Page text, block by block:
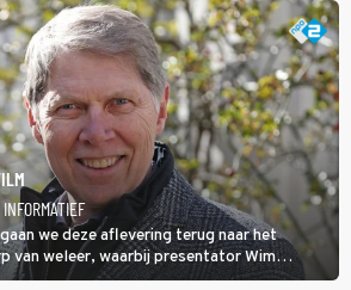
INFORMATIEF
we deze aflevering terug naar het
van weleer, waarbij presentator Wim
op reis door de tijd aan de hand van